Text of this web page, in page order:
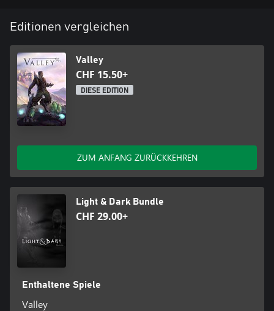
Editionen vergleichen
Valley
CHF 15.50+
DIESE EDITION
ZUM ANFANG ZURÜCKKEHREN
Light & Dark Bundle
CHF 29.00+
Enthaltene Spiele
Valley